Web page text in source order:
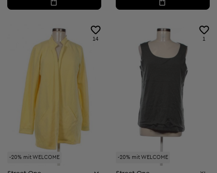
-20% mit WELCOME
14
-20% mit WELCOME
1